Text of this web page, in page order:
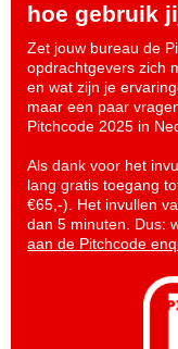
hoe gebruik
Zet jouw bureau de
opdrachtgevers zich
en wat zijn je
maar een paar
Pitchcode 2025 in
Als dank voor het
lang gratis toegang
€65,-). Het invullen
dan 5 minuten. Dus:
aan de Pitchcode